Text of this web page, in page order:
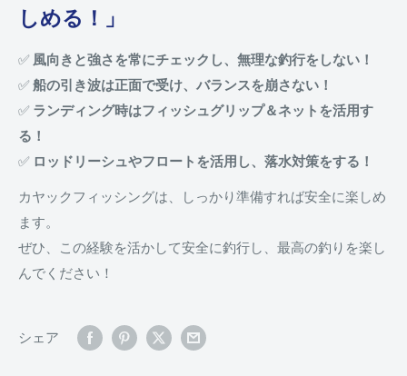
しめる！」
✅ 風向きと強さを常にチェックし、無理な釣行をしない！
✅船の引き波は正面で受け、バランスを崩さない！
✅ ランディング時はフィッシュグリップ＆ネットを活用す
る！
✅ ロッドリーシュやフロートを活用し、落水対策をする！
カヤックフィッシングは、しっかり準備すれば安全に楽しめ
ます。
ぜひ、この経験を活かして安全に釣行し、最高の釣りを楽し
んでください！
シェア